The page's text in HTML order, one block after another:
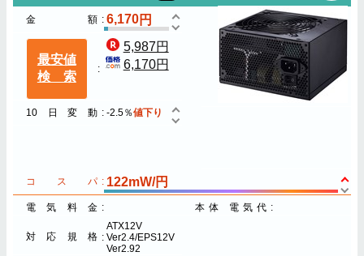
金額 6,170
最安値
検索
5,987円
6,170円
10日変動 -2.5％値下り
コスパ 122mW/円
電気料金 本体 電気代
対応規格
ATX12V
Ver2.4/EPS12V
Ver2.92